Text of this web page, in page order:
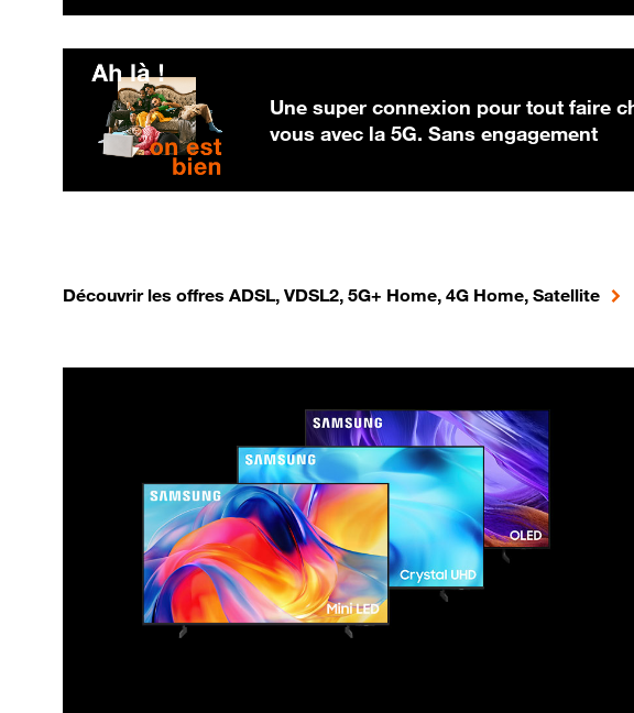
Une super connexion pour tout faire
vous avec la 5G. Sans engagement
Découvrir les offres ADSL, VDSL2, 5G+ Home, 4G Home, Satellite